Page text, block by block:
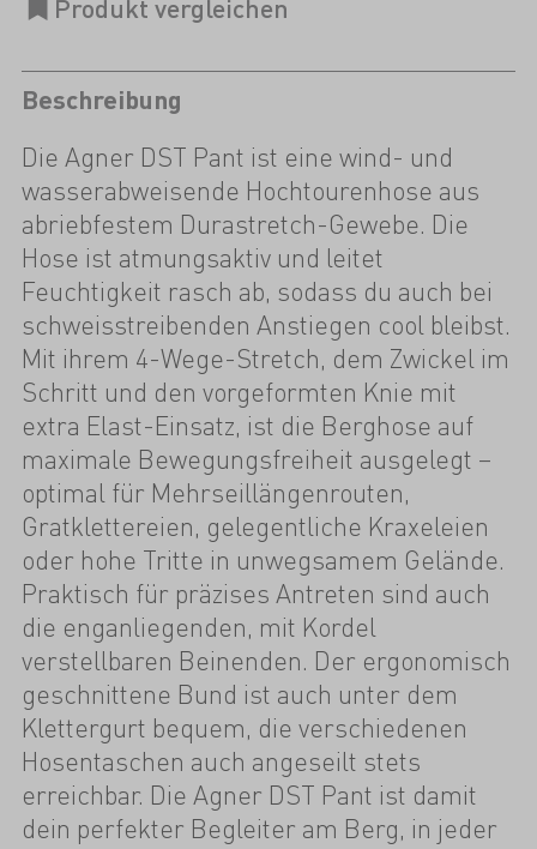
Beschreibung
Die Agner DST Pant ist eine wind- und
wasserabweisende Hochtourenhose aus
abriebfestem Durastretch-Gewebe. Die
Hose ist atmungsaktiv und leitet
Feuchtigkeit rasch ab, sodass du auch bei
schweisstreibenden Anstiegen cool bleibst.
Mit ihrem 4-Wege-Stretch, dem Zwickel im
Schritt und den vorgeformten Knie mit
extra Elast-Einsatz, ist die Berghose auf
maximale Bewegungsfreiheit ausgelegt –
optimal für Mehrseillängenrouten,
Gratklettereien, gelegentliche Kraxeleien
oder hohe Tritte in unwegsamem Gelände.
Praktisch für präzises Antreten sind auch
die enganliegenden, mit Kordel
verstellbaren Beinenden. Der ergonomisch
geschnittene Bund ist auch unter dem
Klettergurt bequem, die verschiedenen
Hosentaschen auch angeseilt stets
erreichbar. Die Agner DST Pant ist damit
dein perfekter Begleiter am Berg, in jeder